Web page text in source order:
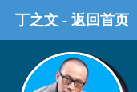
丁之文 - 返回首页